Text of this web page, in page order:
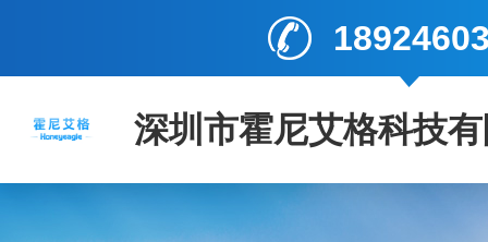
深圳市霍尼艾格科技